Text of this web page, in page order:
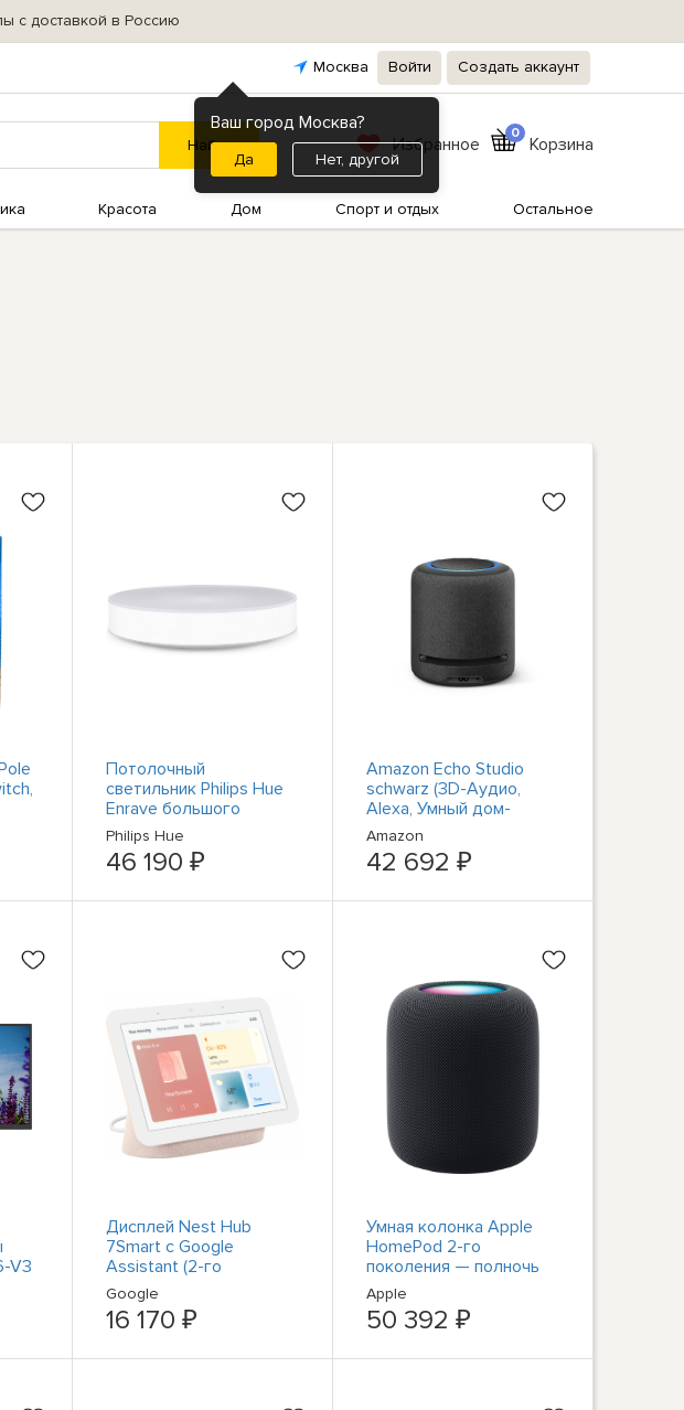
с доставкой в Россию
Москва
Ваш город Москва?
Нет, другой
Войти Создать аккаунт
Избранное
0
Корзина
Красота Дом Спорт и отдых Остальное
Потолочный
светильник Philips Hue
Enrave большого
размера- Белый
Philips Hue
46 190 ₽
Amazon Echo Studio
schwarz (3D-Аудио,
Alexa, Умный дом-
концентратор)
#2879130
Amazon
42 692 ₽
V3
Дисплей Nest Hub
7Smart с Google
Assistant (2-го
поколения) - Sand
Google
16 170 ₽
Умная колонка Apple
HomePod 2-го
поколения — полночь
Apple
50 392 ₽